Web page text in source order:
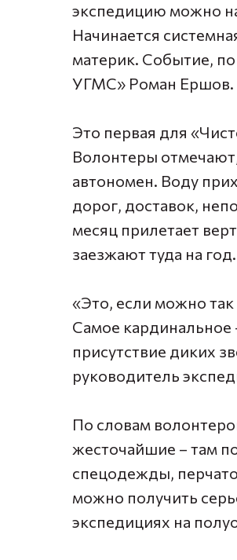
экспедицию можно
Начинается
материк. Событие,
УГМС» Роман Ершов.
Это первая для
Волонтеры
автономен. Воду
дорог, доставок,
месяц прилетает
заезжают туда на год.
«Это, если можно
Самое кардинальное
присутствие диких
руководитель
По словам
жесточайшие – там
спецодежды,
можно получить
экспедициях на